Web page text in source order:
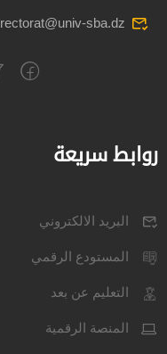
rectorat@univ-sba.dz
روابط سريعة
البريد الالكتروني
المستودع الرقمي
التعليم عن بعد
المنصة الرقمية